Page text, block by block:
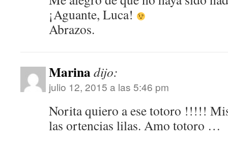
¡Aguante, Luca!
Abrazos.
Marinadijo:
julio 12, 2015 a las 5:46 pm
Norita quiero a ese totoro !!!!!
las ortencias lilas. Amo totoro …